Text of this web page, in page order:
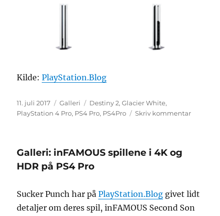
Kilde:PlayStation.Blog
Udgivet
11. juli 2017 Format
Galleri Tags
Destiny 2,Glacier White,
PlayStation 4 Pro, PS4 Pro, PS4Pro Skriv kommentartil
Galleri: inFAMOUS spillene i 4K og
HDR på PS4 Pro
Sucker Punch har påPlayStation.Blog givet lidt
detaljer om deres spil, inFAMOUS Second Son